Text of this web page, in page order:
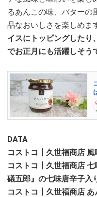
るあんこの味、バターの
品なおいしさを楽しめま
イスにトッピングしたり
でお正月にも活躍しそう
DATA
コストコ┃久世福商店 風
コストコ┃久世福商店
礒五郎』の七味唐辛子入
コストコ┃久世福商店 あ